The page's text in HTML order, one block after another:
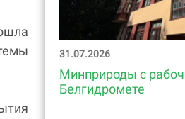
31.07.2026
Минприроды с
Белгидромете